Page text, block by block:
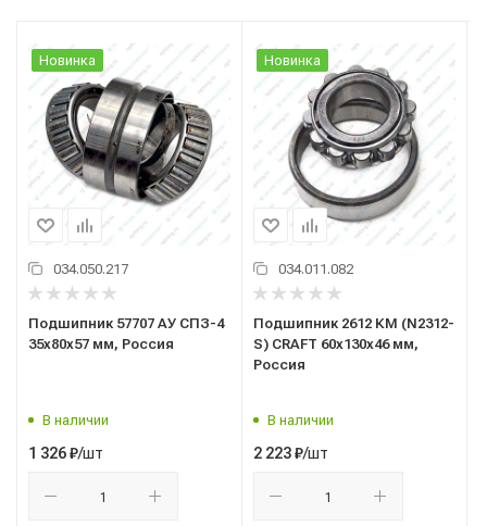
Новинка
034.050.217
Подшипник 57707 АУ СПЗ-4
35x80x57 мм, Россия
В наличии
1 326₽/шт
Новинка
034.011.082
Подшипник 2612 КМ (N2312-
S) CRAFT 60x130x46 мм,
Россия
В наличии
2 223₽/шт